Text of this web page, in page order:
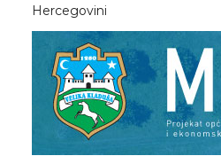
Hercegovini